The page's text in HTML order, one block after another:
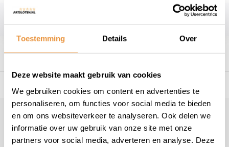
Toestemming Details Over
Deze website maakt gebruik van cookies
We gebruiken cookies om content en advertenties te
personaliseren, om functies voor social media te bieden
en om ons websiteverkeer te analyseren. Ook delen we
informatie over uw gebruik van onze site met onze
partners voor social media, adverteren en analyse. Deze
Filters
Klantenservice
Veelgestelde vragen